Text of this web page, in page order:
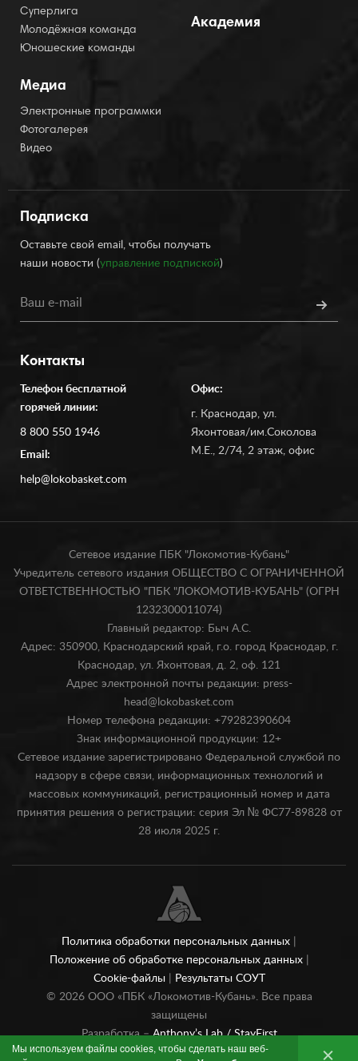
Мы используем файлы cookies, чтобы сделать наш веб-
Суперлига
Молодёжная команда
Юношеские команды
Медиа
Электронные программки
Фотогалерея
Видео
Академия
Подписка
Оставьте свой email, чтобы получать
наши новости (управление подпиской)
Контакты
Телефон бесплатной
горячей линии:
8 800 550 1946
Email:
help@lokobasket.com
Офис:
г. Краснодар, ул.
Яхонтовая/им.Соколова
М.Е., 2/74, 2 этаж, офис
Сетевое издание ПБК "Локомотив-Кубань"
Учредитель сетевого издания ОБЩЕСТВО С ОГРАНИЧЕННОЙ
ОТВЕТСТВЕННОСТЬЮ "ПБК "ЛОКОМОТИВ-КУБАНЬ" (ОГРН
1232300011074)
Главный редактор: Быч А.С.
Адрес: 350900, Краснодарский край, г.о. город Краснодар, г.
Краснодар, ул. Яхонтовая, д. 2, оф. 121
Адрес электронной почты редакции: press-
head@lokobasket.com
Номер телефона редакции: +79282390604
Знак информационной продукции: 12+
Сетевое издание зарегистрировано Федеральной службой по
надзору в сфере связи, информационных технологий и
массовых коммуникаций, регистрационный номер и дата
принятия решения о регистрации: серия Эл № ФС77-89828 от
28 июля 2025 г.
Политика обработки персональных данных
Положение об обработке персональных данных
Cookie-файлы
Результаты СОУТ
© 2026ООО «ПБК «Локомотив-Кубань». Все права
защищены
Разработка –Anthony’s Lab /StayFirst